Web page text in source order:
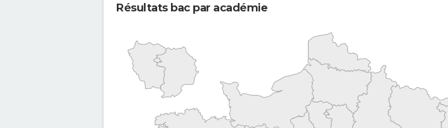
Résultats bac par académie